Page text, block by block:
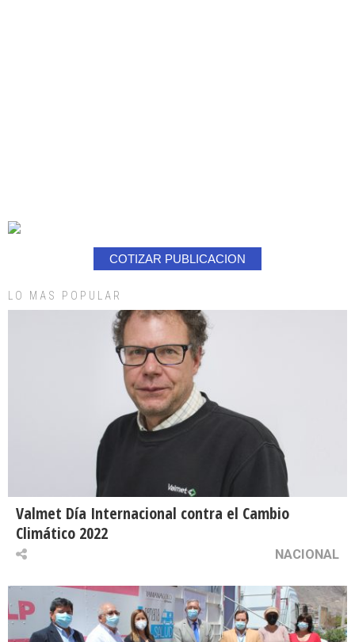
COTIZAR PUBLICACION
LO MAS POPULAR
Valmet Día Internacional contra el Cambio
Climático 2022
NACIONAL